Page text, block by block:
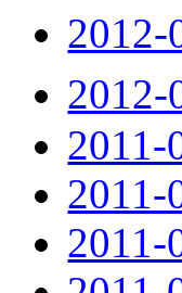
2011-
2011-
2011-